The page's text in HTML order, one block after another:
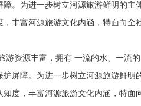
障。为进一步树立河源旅游鲜明的主
，丰富河源旅游文化内涵，特面向全
游资源丰富，拥有 一流的水、一流
护屏障。为进一步树立河源旅游鲜
知度，丰富河源旅游文化内涵，特面